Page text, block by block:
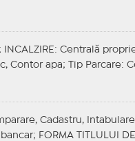
INCALZIRE : Centrală
Contor apa; Tip Parcare:
Cadastru,
FORMA TITLULUI